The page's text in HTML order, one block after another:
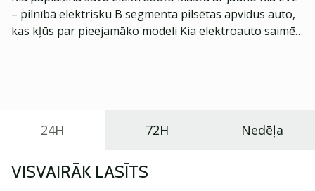
– pilnībā elektrisku B segmenta pilsētas apvidus auto,
kas kļūs par pieejamāko modeli Kia elektroauto saimē
24H 72H Nedēļa
VISVAIRĀK LASĪTS